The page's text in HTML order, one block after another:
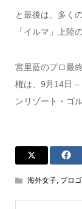
と最後は、多く
「イルマ」上陸
宮里藍のプロ最
権は、9月14日 –
ンリゾート・ゴ
海外女子, プロ